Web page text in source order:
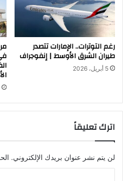
رغم التوترات.. الإمارات تتصدر
طيران الشرق الأوسط | إنفوجراف
5 أبريل، 2026
اترك تعليقاً
لن يتم نشر عنوان بريدك الإلكتروني.